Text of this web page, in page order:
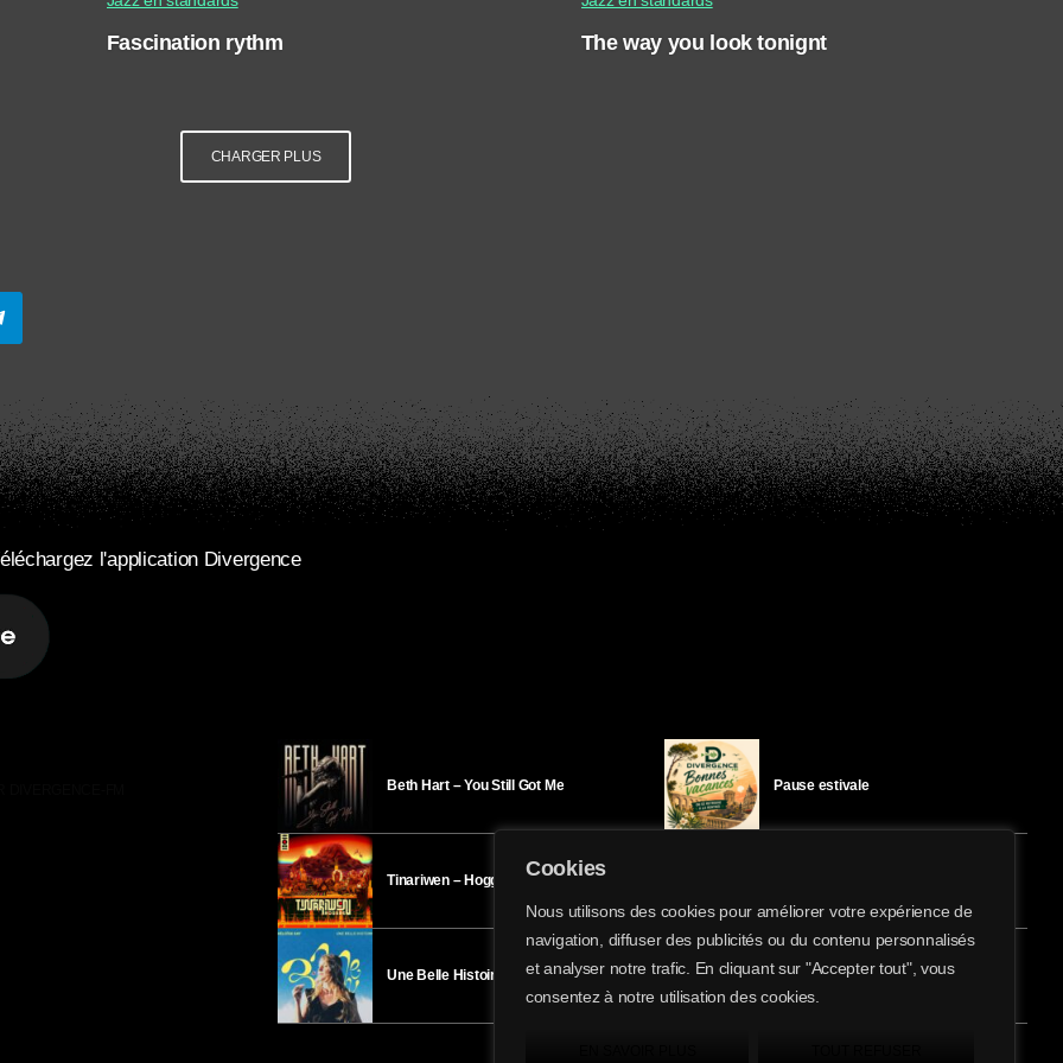
Cookies
Nous utilisons des cookies pour améliorer votre expérience de
navigation, diffuser des publicités ou du contenu personnalisés
et analyser notre trafic. En cliquant sur "Accepter tout", vous
consentez à notre utilisation des cookies.
share
email
Fascination rythm The way you look tonignt
CHARGER PLUS
l'application Divergence
Beth Hart – You Still Got Me
Tinariwen – Hoggar
Une Belle Histoire – Héloïse Bay
Pause estivale
Ici l’Ombre – mardi 28 juillet